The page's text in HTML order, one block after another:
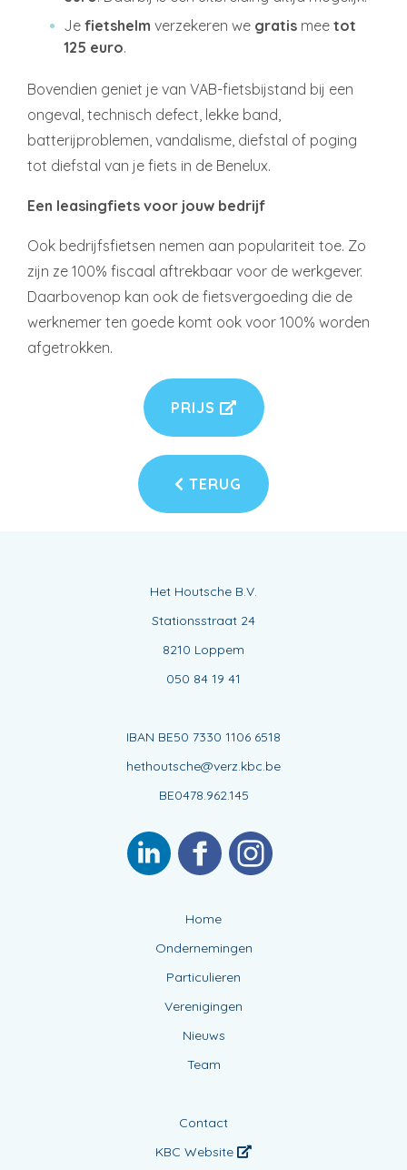
Je fietshelm verzekeren we gratis mee tot
125 euro.
Bovendien geniet je van VAB-fietsbijstand bij een
ongeval, technisch defect, lekke band,
batterijproblemen, vandalisme, diefstal of poging
tot diefstal van je fiets in de Benelux.
Een leasingfiets voor jouw bedrijf
Ook bedrijfsfietsen nemen aan populariteit toe. Zo
zijn ze 100% fiscaal aftrekbaar voor de werkgever.
Daarbovenop kan ook de fietsvergoeding die de
werknemer ten goede komt ook voor 100% worden
afgetrokken.
PRIJS
TERUG
Het Houtsche B.V.
Stationsstraat 24
8210 Loppem
050 84 19 41
IBAN BE50 7330 1106 6518
hethoutsche@verz.kbc.be
BE0478.962.145
Home
Ondernemingen
Particulieren
Verenigingen
Nieuws
Team
Contact
KBC Website